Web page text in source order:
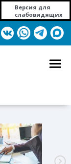
Версия для
слабовидящих